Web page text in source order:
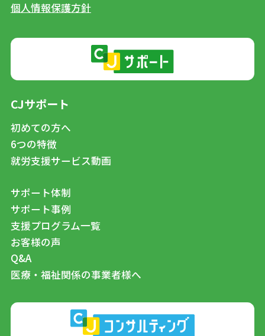
個人情報保護方針
CJサポート
初めての方へ
6つの特徴
就労支援サービス動画
サポート体制
サポート事例
支援プログラム一覧
お客様の声
Q&A
医療・福祉関係の事業者様へ